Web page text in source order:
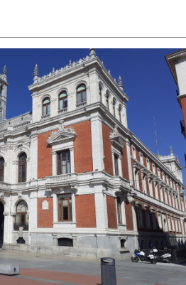
aplicación
externa.
aplicación
externa.